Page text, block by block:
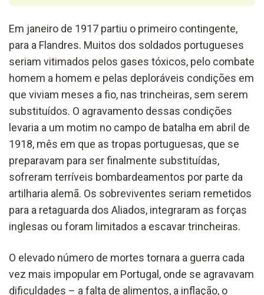
Em janeiro de 1917 partiu o primeiro contingente,
para a Flandres. Muitos dos soldados portugueses
seriam vitimados pelos gases tóxicos, pelo combate
homem a homem e pelas deploráveis condições em
que viviam meses a fio, nas trincheiras, sem serem
substituídos. O agravamento dessas condições
levaria a um motim no campo de batalha em abril de
1918, mês em que as tropas portuguesas, que se
preparavam para ser finalmente substituídas,
sofreram terríveis bombardeamentos por parte da
artilharia alemã. Os sobreviventes seriam remetidos
para a retaguarda dos Aliados, integraram as forças
inglesas ou foram limitados a escavar trincheiras.
O elevado número de mortes tornara a guerra cada
vez mais impopular em Portugal, onde se agravavam
dificuldades – a falta de alimentos, a inflação, o